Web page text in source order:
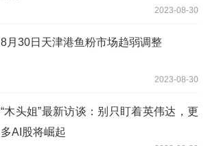
2023-08-30
8月30日天津港鱼粉市场趋弱调整
2023-08-30
“木头姐”最新访谈：别只盯着英伟达，更
多AI股将崛起